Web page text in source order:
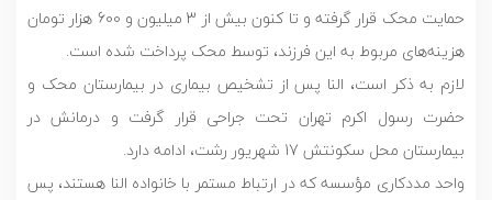
حمایت محک قرار گرفته و تا کنون بیش از 3 میلیون و 600 هزار تومان
هزینه‌های مربوط به این فرزند، توسط محک پرداخت شده است.
لازم به ذکر است، النا پس از تشخیص بیماری در بیمارستان‌ محک و
حضرت رسول اکرم تهران تحت جراحی قرار گرفت و درمانش در
بیمارستان محل سکونتش 17 شهریور رشت، ادامه دارد.
واحد مددکاری مؤسسه که در ارتباط مستمر با خانواده النا هستند، پس